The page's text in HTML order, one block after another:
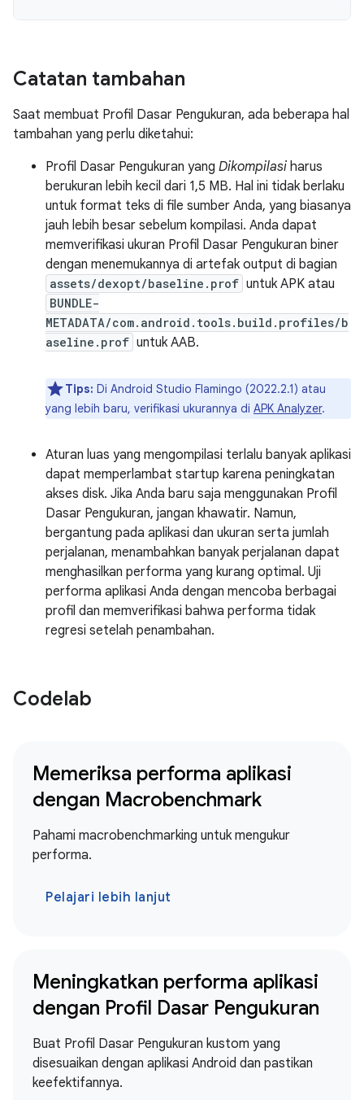
Catatan tambahan
Saat membuat Profil Dasar Pengukuran, ada beberapa hal
tambahan yang perlu diketahui:
Profil Dasar Pengukuran yang Dikompilasi harus
berukuran lebih kecil dari 1,5 MB. Hal ini tidak berlaku
untuk format teks di file sumber Anda, yang biasanya
jauh lebih besar sebelum kompilasi. Anda dapat
memverifikasi ukuran Profil Dasar Pengukuran biner
dengan menemukannya di artefak output di bagian
assets/dexopt/baseline.prof untuk APK atau
BUNDLE-
METADATA/com.android.tools.build.profiles/b
aseline.prof untuk AAB.
Tips: Di Android Studio Flamingo (2022.2.1) atau
yang lebih baru, verifikasi ukurannya di APK Analyzer.
Aturan luas yang mengompilasi terlalu banyak aplikasi
dapat memperlambat startup karena peningkatan
akses disk. Jika Anda baru saja menggunakan Profil
Dasar Pengukuran, jangan khawatir. Namun,
bergantung pada aplikasi dan ukuran serta jumlah
perjalanan, menambahkan banyak perjalanan dapat
menghasilkan performa yang kurang optimal. Uji
performa aplikasi Anda dengan mencoba berbagai
profil dan memverifikasi bahwa performa tidak
regresi setelah penambahan.
Codelab
Memeriksa performa aplikasi
dengan Macrobenchmark
Pahami macrobenchmarking untuk mengukur
performa.
Pelajari lebih lanjut
Meningkatkan performa aplikasi
dengan Profil Dasar Pengukuran
Buat Profil Dasar Pengukuran kustom yang
disesuaikan dengan aplikasi Android dan pastikan
keefektifannya.